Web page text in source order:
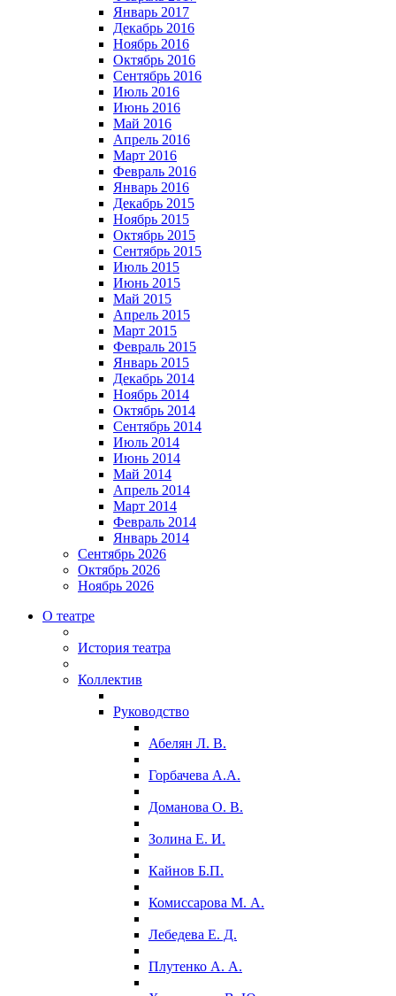
Январь 2017
Декабрь 2016
Ноябрь 2016
Октябрь 2016
Сентябрь 2016
Июль 2016
Июнь 2016
Май 2016
Апрель 2016
Март 2016
Февраль 2016
Январь 2016
Декабрь 2015
Ноябрь 2015
Октябрь 2015
Сентябрь 2015
Июль 2015
Июнь 2015
Май 2015
Апрель 2015
Март 2015
Февраль 2015
Январь 2015
Декабрь 2014
Ноябрь 2014
Октябрь 2014
Сентябрь 2014
Июль 2014
Июнь 2014
Май 2014
Апрель 2014
Март 2014
Февраль 2014
Январь 2014
Сентябрь 2026
Октябрь 2026
Ноябрь 2026
О театре
История театра
Коллектив
Руководство
Абелян Л. В.
Горбачева А.А.
Доманова О. В.
Золина Е. И.
Кайнов Б.П.
Комиссарова М. А.
Лебедева Е. Д.
Плутенко А. А.